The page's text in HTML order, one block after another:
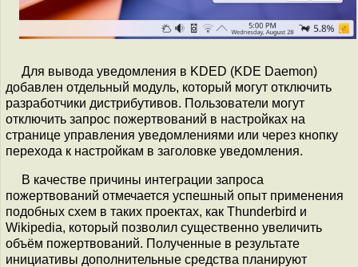
Для вывода уведомления в KDED (KDE Daemon)
добавлен отдельный модуль, который могут отключить
разработчики дистрибутивов. Пользователи могут
отключить запрос пожертвований в настройках на
странице управления уведомлениями или через кнопку
перехода к настройкам в заголовке уведомления.
В качестве причины интеграции запроса
пожертвований отмечается успешный опыт применения
подобных схем в таких проектах, как Thunderbird и
Wikipedia, который позволил существенно увеличить
объём пожертвований. Полученные в результате
инициативы дополнительные средства планируют